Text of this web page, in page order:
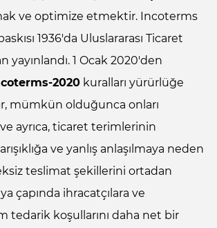
Hidrofil pamuk
Kot pantolon
Koyun yünü
Kreton kumaş
Meyve konsantreleri
Meyve suyu
Meyveli komposto
Peynir
Viraj demir lastiği
kumaş
Plastik havza
Plastik masa
Plastik saklama kabı
Plastik saksı
taşımacılığı
hizmetleri
kargo
ve optimize etmektir. Incoterms
1936'da Uluslararası Ticaret
yayınlandı. 1 Ocak 2020'den
2020 kuralları yürürlüğe
mümkün olduğunca onları
ayrıca, ticaret terimlerinin
ve yanlış anlaşılmaya neden
teslimat şekillerini ortadan
çapında ihracatçılara ve
tedarik koşullarını daha net bir